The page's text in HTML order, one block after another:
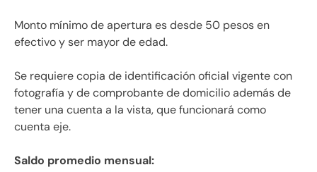
Monto mínimo de apertura es desde 50 pesos en
efectivo y ser mayor de edad.
Se requiere copia de identificación oficial vigente con
fotografía y de comprobante de domicilio además de
tener una cuenta a la vista, que funcionará como
cuenta eje.
Saldo promedio mensual: